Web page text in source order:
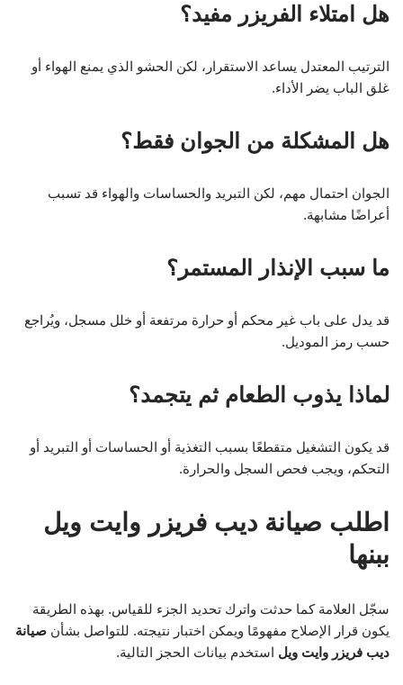
هل امتلاء الفريزر مفيد؟
الترتيب المعتدل يساعد الاستقرار، لكن الحشو الذي يمنع الهواء أو
غلق الباب يضر الأداء.
هل المشكلة من الجوان فقط؟
الجوان احتمال مهم، لكن التبريد والحساسات والهواء قد تسبب
أعراضًا مشابهة.
ما سبب الإنذار المستمر؟
قد يدل على باب غير محكم أو حرارة مرتفعة أو خلل مسجل، ويُراجع
حسب رمز الموديل.
لماذا يذوب الطعام ثم يتجمد؟
قد يكون التشغيل متقطعًا بسبب التغذية أو الحساسات أو التبريد أو
التحكم، ويجب فحص السجل والحرارة.
اطلب صيانة ديب فريزر وايت ويل
ببنها
سجّل العلامة كما حدثت واترك تحديد الجزء للقياس. بهذه الطريقة
يكون قرار الإصلاح مفهومًا ويمكن اختبار نتيجته. للتواصل بشأن صيانة
ديب فريزر وايت ويل استخدم بيانات الحجز التالية.